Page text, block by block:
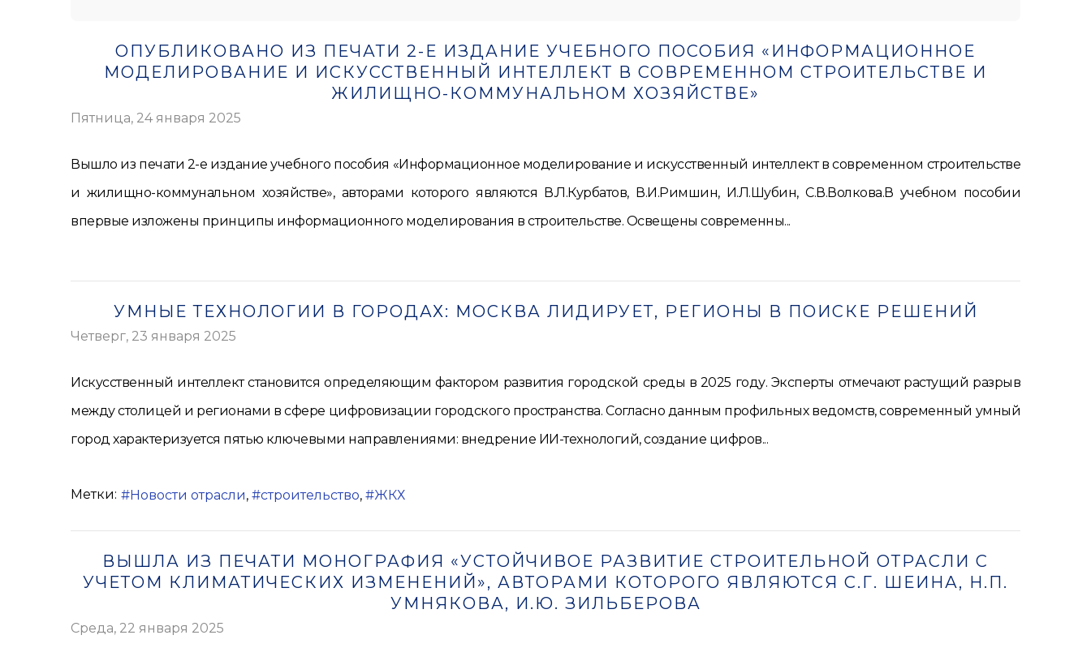
ОПУБЛИКОВАНО ИЗ ПЕЧАТИ 2-Е ИЗДАНИЕ УЧЕБНОГО ПОСОБИЯ «ИНФОРМАЦИОННОЕ
МОДЕЛИРОВАНИЕ И ИСКУССТВЕННЫЙ ИНТЕЛЛЕКТ В СОВРЕМЕННОМ СТРОИТЕЛЬСТВЕ И
ЖИЛИЩНО-КОММУНАЛЬНОМ ХОЗЯЙСТВЕ»
Пятница, 24 января 2025
Вышло из печати 2-е издание учебного пособия «Информационное моделирование и искусственный интеллект в современном строительстве
и жилищно-коммунальном хозяйстве», авторами которого являются В.Л.Курбатов, В.И.Римшин, И.Л.Шубин, С.В.Волкова.В учебном пособии
впервые изложены принципы информационного моделирования в строительстве. Освещены современны...
УМНЫЕ ТЕХНОЛОГИИ В ГОРОДАХ: МОСКВА ЛИДИРУЕТ, РЕГИОНЫ В ПОИСКЕ РЕШЕНИЙ
Четверг, 23 января 2025
Искусственный интеллект становится определяющим фактором развития городской среды в 2025 году. Эксперты отмечают растущий разрыв
между столицей и регионами в сфере цифровизации городского пространства. Согласно данным профильных ведомств, современный умный
город характеризуется пятью ключевыми направлениями: внедрение ИИ-технологий, создание цифров...
Метки: Новости отрасли строительство ЖКХ
ВЫШЛА ИЗ ПЕЧАТИ МОНОГРАФИЯ «УСТОЙЧИВОЕ РАЗВИТИЕ СТРОИТЕЛЬНОЙ ОТРАСЛИ С
УЧЕТОМ КЛИМАТИЧЕСКИХ ИЗМЕНЕНИЙ», АВТОРАМИ КОТОРОГО ЯВЛЯЮТСЯ С.Г. ШЕИНА, Н.П.
УМНЯКОВА, И.Ю. ЗИЛЬБЕРОВА
Среда, 22 января 2025